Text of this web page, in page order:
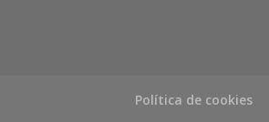
Política de cookies